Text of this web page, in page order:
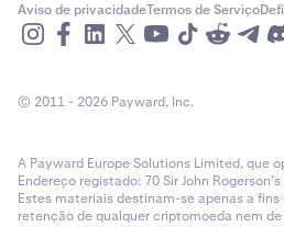
Aviso de privacidadeTermos de Serviço
© 2011 - 2026 Payward, Inc.
A Payward Europe Solutions Limited, que
Endereço registado: 70 Sir John
Estes materiais destinam-se apenas a
retenção de qualquer criptomoeda nem